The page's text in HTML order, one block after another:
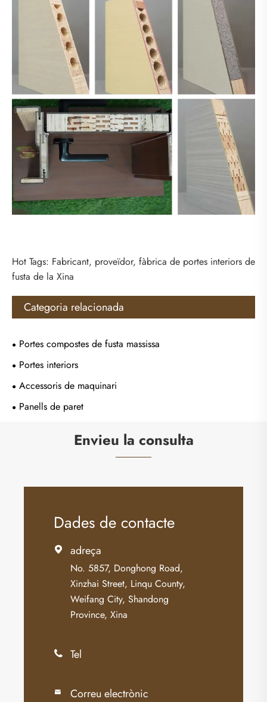
Hot Tags: Fabricant, proveïdor, fàbrica de portes interiors de
fusta de la Xina
Categoria relacionada
Portes compostes de fusta massissa
Portes interiors
Accessoris de maquinari
Panells de paret
Envieu la consulta
Dades de contacte
 adreça
No. 5857, Donghong Road,
Xinzhai Street, Linqu County,
Weifang City, Shandong
Province, Xina
 Tel
 Correu electrònic